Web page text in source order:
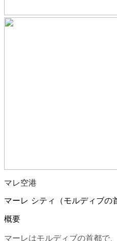
マレ空港
マーレ シティ（モルディブの
概要
マーレはモルディブの首都で